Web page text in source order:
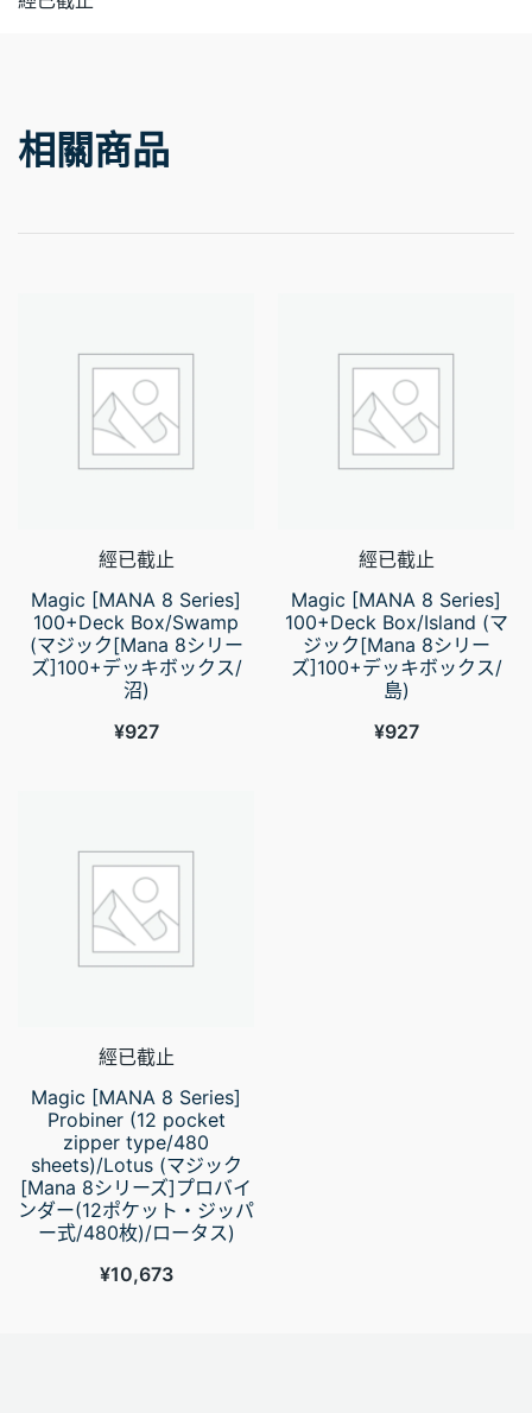
相關商品
經已截止
Magic [MANA 8 Series]
100+Deck Box/Swamp
(マジック[Mana 8シリー
ズ]100+デッキボックス/
沼)
¥927
經已截止
Magic [MANA 8 Series]
100+Deck Box/Island (マ
ジック[Mana 8シリー
ズ]100+デッキボックス/
島)
¥927
經已截止
Magic [MANA 8 Series]
Probiner (12 pocket
zipper type/480
sheets)/Lotus (マジック
[Mana 8シリーズ]プロバイ
ンダー(12ポケット・ジッパ
ー式/480枚)/ロータス)
¥10,673